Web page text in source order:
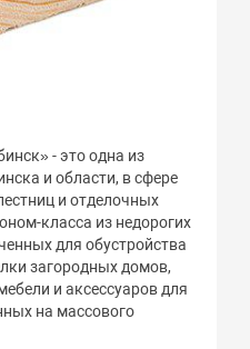
- это одна из
и области, в сфере
и отделочных
класса из недорогих
для обустройства
загородных домов,
и аксессуаров для
на массового